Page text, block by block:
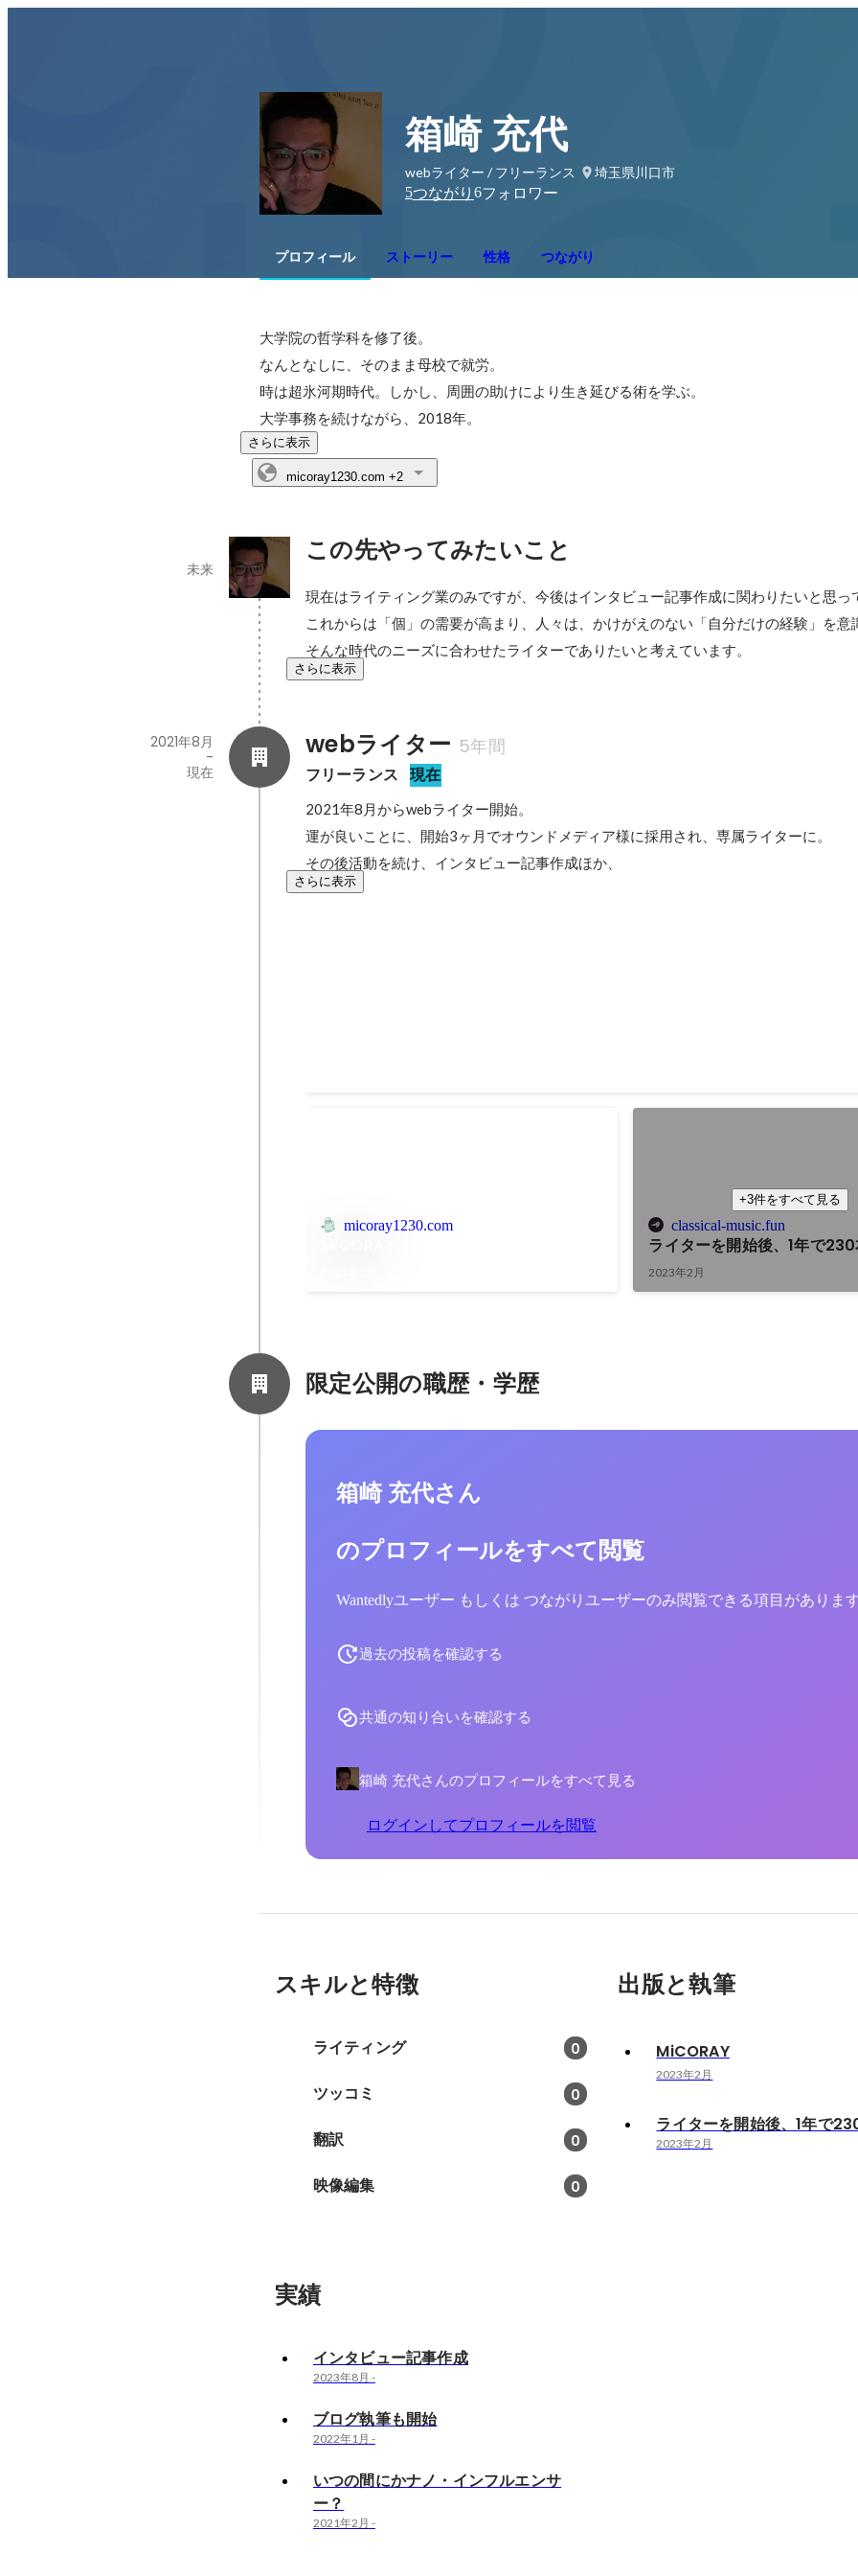
箱崎 充代
webライター / フリーランス
埼玉県川口市
5つながり 6フォロワー
プロフィール ストーリー 性格 つながり
大学院の哲学科を修了後。
なんとなしに、そのまま母校で就労。
時は超氷河期時代。しかし、周囲の助けにより生き延びる術を学ぶ。
大学事務を続けながら、2018年。
さらに表示
micoray1230.com +2
この先やってみたいこと
未来
現在はライティング業のみですが、今後はインタビュー記事作成に関わりたいと思っ
これからは「個」の需要が高まり、人々は、かけがえのない「自分だけの経験」を意
そんな時代のニーズに合わせたライターでありたいと考えています。
さらに表示
webライター 5年間
フリーランス 現在
2021年8月
-
現在
2021年8月からwebライター開始。
運が良いことに、開始3ヶ月でオウンドメディア様に採用され、専属ライターに。
その後活動を続け、インタビュー記事作成ほか、
さらに表示
micoray1230.com classical-music.fun
ライターを開始後、1年で
2023年2月
+3件をすべて見る
限定公開の職歴・学歴
箱崎 充代さん
のプロフィールをすべて閲覧
Wantedlyユーザー もしくは つながりユーザーのみ閲覧できる項目がありま
過去の投稿を確認する
共通の知り合いを確認する
箱崎 充代さんのプロフィールをすべて見る
ログインしてプロフィールを閲覧
スキルと特徴
ライティング 0
ツッコミ 0
翻訳 0
映像編集 0
出版と執筆
MiCORAY
2023年2月
ライターを開始後、1年で
2023年2月
実績
インタビュー記事作成
2023年8月 -
ブログ執筆も開始
2022年1月 -
いつの間にかナノ・インフルエンサ
ー？
2021年2月 -